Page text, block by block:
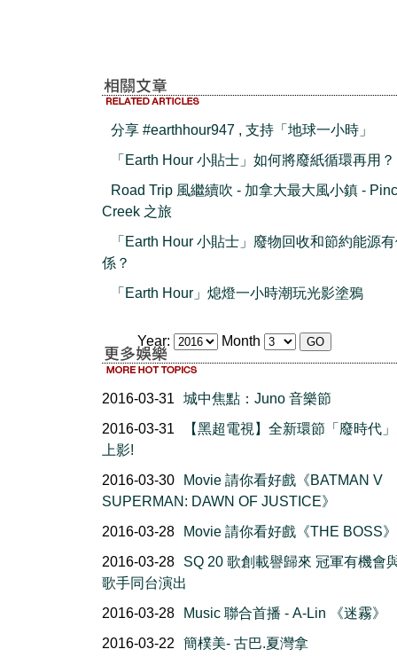
分享 #earthhour947 , 支持「地球一小時」
「Earth Hour 小貼士」如何將廢紙循環再用？
Road Trip 風繼續吹 - 加拿大最大風小鎮 -
Creek 之旅
「Earth Hour 小貼士」廢物回收和節約能源
係？
「Earth Hour」熄燈一小時潮玩光影塗鴉
Year: Month
2016-03-31
城中焦點：Juno 音樂節
2016-03-31
【黑超電視】全新環節「廢時代
上影!
2016-03-30
Movie 請你看好戲《BATMAN V
SUPERMAN: DAWN OF JUSTICE》
2016-03-28
Movie 請你看好戲《THE BOSS》
2016-03-28
SQ 20 歌創載譽歸來 冠軍有機會
歌手同台演出
2016-03-28
Music 聯合首播 - A-Lin 《迷霧》
2016-03-22
簡樸美- 古巴.夏灣拿